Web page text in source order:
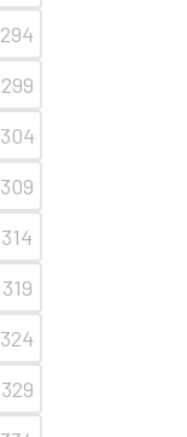
294
299
304
309
314
319
324
329